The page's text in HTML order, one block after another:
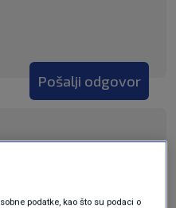
Pošalji odgovor
podatke, kao što su podaci o